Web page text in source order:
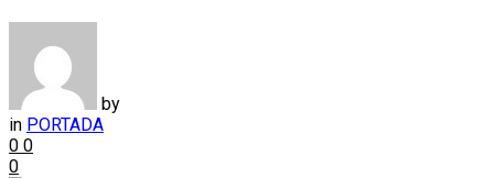
by
in PORTADA
0 0
0